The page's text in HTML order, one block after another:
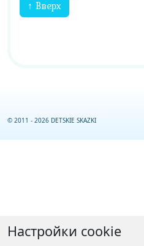
↑ Вверх
© 2011 - 2026 DETSKIE SKAZKI
Настройки cookie